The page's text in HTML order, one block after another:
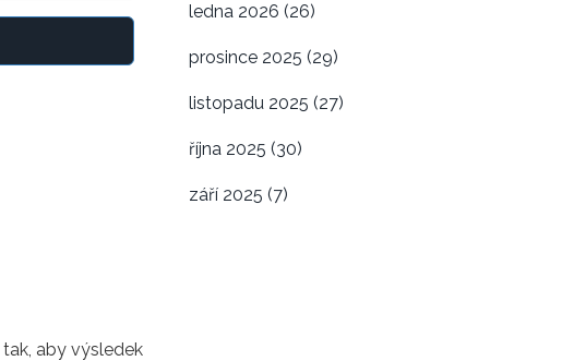
tak, aby výsledek
ledna 2026 (26)
prosince 2025 (29)
listopadu 2025 (27)
října 2025 (30)
září 2025 (7)